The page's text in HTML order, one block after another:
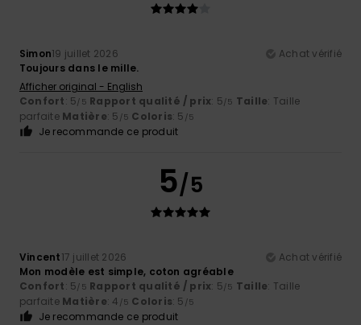
Simon19 juillet 2026
Achat vérifié
Toujours dans le mille.
Afficher original - English
Confort: 5/5 Rapport qualité / prix: 5/5 Taille: Taille
parfaite Matière: 5 /5 Coloris: 5 /5
Je recommande ce produit
5/5
Vincent17 juillet 2026
Achat vérifié
Mon modèle est simple, coton agréable
Confort: 5/5 Rapport qualité / prix: 5/5 Taille: Taille
parfaite Matière: 4 /5 Coloris: 5 /5
Je recommande ce produit